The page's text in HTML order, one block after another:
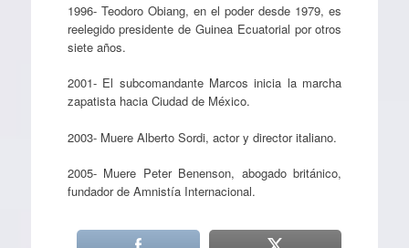
1996- Teodoro Obiang, en el poder desde 1979, es
reelegido presidente de Guinea Ecuatorial por otros
siete años.
2001- El subcomandante Marcos inicia la marcha
zapatista hacia Ciudad de México.
2003- Muere Alberto Sordi, actor y director italiano.
2005- Muere Peter Benenson, abogado británico,
fundador de Amnistía Internacional.